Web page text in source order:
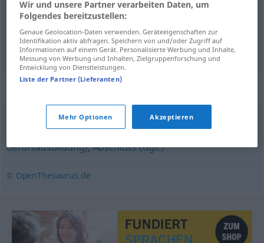
Gesellenprüfung
Abschlussprüfung (einer gewerblichen
Berufsausbildung),Abschluss (ugs.)
© OpenThesaurus.de
Wir und unsere Partner verarbeiten Daten, um
Folgendes bereitzustellen:
Genaue Geolocation-Daten verwenden. Geräteeigenschaften zur
Identifikation aktiv abfragen. Speichern von und/oder Zugriff auf
Informationen auf einem Gerät. Personalisierte Werbung und Inhalte,
Messung von Werbung und Inhalten, Zielgruppenforschung und
Entwicklung von Dienstleistungen.
Liste der Partner (Lieferanten)
Mehr Optionen Akzeptieren